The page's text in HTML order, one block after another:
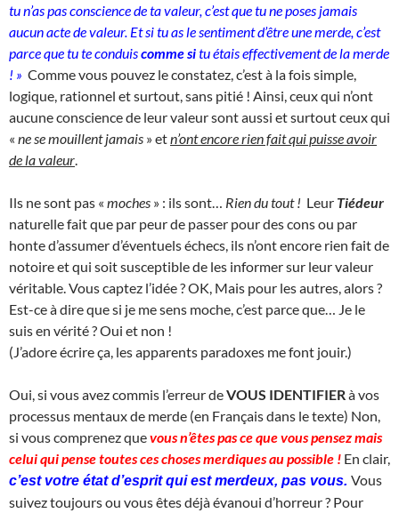
tu n’as pas conscience de ta valeur, c’est que tu ne poses jamais
aucun acte de valeur. Et si tu as le sentiment d’être une merde, c’est
parce que tu te conduiscomme situ étais effectivement de la merde
! » Comme vous pouvez le constatez, c’est à la fois simple,
logique, rationnel et surtout, sans pitié ! Ainsi, ceux qui n’ont
aucune conscience de leur valeur sont aussi et surtout ceux qui
« ne se mouillent jamais » etn’ont encore rien fait qui puisse avoir
de la valeur
Ils ne sont pas « moches » : ils sont… Rien du tout ! Leur Tiédeur
naturelle fait que par peur de passer pour des cons ou par
honte d’assumer d’éventuels échecs, ils n’ont encore rien fait de
notoire et qui soit susceptible de les informer sur leur valeur
véritable. Vous captez l’idée ? OK, Mais pour les autres, alors ?
Est-ce à dire que si je me sens moche, c’est parce que… Je le
suis en vérité ? Oui et non !
(J’adore écrire ça, les apparents paradoxes me font jouir.)
Oui, si vous avez commis l’erreur deVOUS IDENTIFIERà vos
processus mentaux de merde (en Français dans le texte) Non,
si vous comprenez quevous n’êtes pas ce que vous pensez mais
celui qui pense toutes ces choses merdiques au possible ! En clair,
c’est votre état d’esprit qui est merdeux, pas vous. Vous
suivez toujours ou vous êtes déjà évanoui d’horreur ? Pour